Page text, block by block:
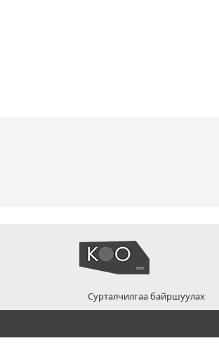
Сурталчилгаа байршуулах